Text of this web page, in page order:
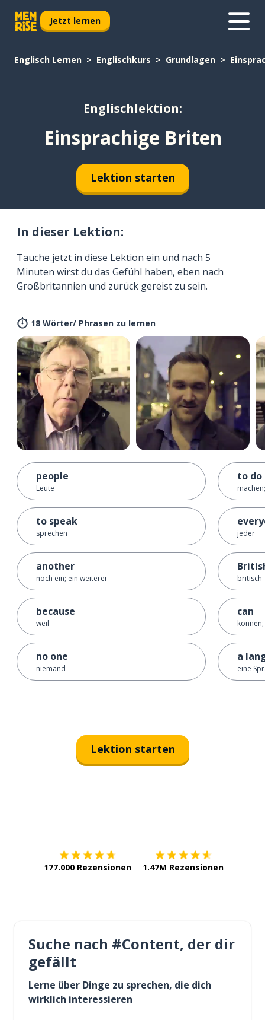
Jetzt lernen
Englisch Lernen Englischkurs Grundlagen
Englischlektion:
Einsprachige Briten
Lektion starten
In dieser Lektion:
Tauche jetzt in diese Lektion ein und nach 5
Minuten wirst du das Gefühl haben, eben nach
Großbritannien und zurück gereist zu sein.
18 Wörter/ Phrasen zu lernen
people
Leute
to speak
sprechen
another
noch ein; ein weiterer
because
weil
no one
niemand
to do
jeder
britisch
can
a
eine
Lektion starten
177.000 Rezensionen 1.47M Rezensionen
Suche nach #Content, der dir
gefällt
Lerne über Dinge zu sprechen, die dich
wirklich interessieren